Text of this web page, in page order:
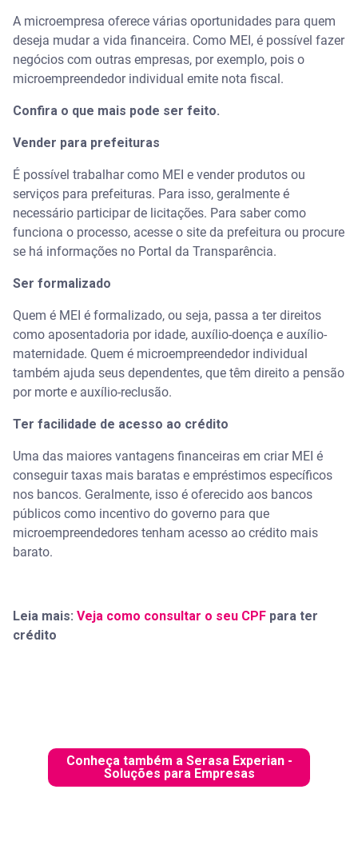
A microempresa oferece várias oportunidades para quem
deseja mudar a vida financeira. Como MEI, é possível fazer
negócios com outras empresas, por exemplo, pois o
microempreendedor individual emite nota fiscal.
Confira o que mais pode ser feito.
Vender para prefeituras
É possível trabalhar como MEI e vender produtos ou
serviços para prefeituras. Para isso, geralmente é
necessário participar de licitações. Para saber como
funciona o processo, acesse o site da prefeitura ou procure
se há informações no Portal da Transparência.
Ser formalizado
Quem é MEI é formalizado, ou seja, passa a ter direitos
como aposentadoria por idade, auxílio-doença e auxílio-
maternidade. Quem é microempreendedor individual
também ajuda seus dependentes, que têm direito a pensão
por morte e auxílio-reclusão.
Ter facilidade de acesso ao crédito
Uma das maiores vantagens financeiras em criar MEI é
conseguir taxas mais baratas e empréstimos específicos
nos bancos. Geralmente, isso é oferecido aos bancos
públicos como incentivo do governo para que
microempreendedores tenham acesso ao crédito mais
barato.
Leia mais: Veja como consultar o seu CPF para ter
crédito
Conheça também a Serasa Experian -
Soluções para Empresas